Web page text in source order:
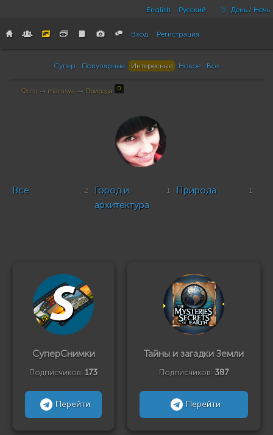
English Русский День / Ночь
Вход Регистрация
Супер Популярные Интересные Новое Все
Фото → marusya → Природа 0
2
Все 1
Город и
архитектура
1
Природа
СуперСнимки
Подписчиков: 173
Перейти
Тайны и загадки Земли
Подписчиков: 387
Перейти